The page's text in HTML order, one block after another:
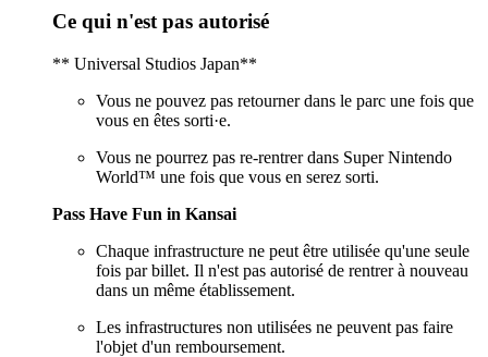
Ce qui n'est pas autorisé
** Universal Studios Japan**
Vous ne pouvez pas retourner dans le parc une fois que
vous en êtes sorti·e.
Vous ne pourrez pas re-rentrer dans Super Nintendo
World™ une fois que vous en serez sorti.
Pass Have Fun in Kansai
Chaque infrastructure ne peut être utilisée qu'une seule
fois par billet. Il n'est pas autorisé de rentrer à nouveau
dans un même établissement.
Les infrastructures non utilisées ne peuvent pas faire
l'objet d'un remboursement.